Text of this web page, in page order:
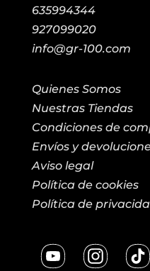
635994344
927099020
info@gr-100.com
Quienes Somos
Nuestras Tiendas
Condiciones de
Envíos y
Aviso legal
Política de cookies
Política de